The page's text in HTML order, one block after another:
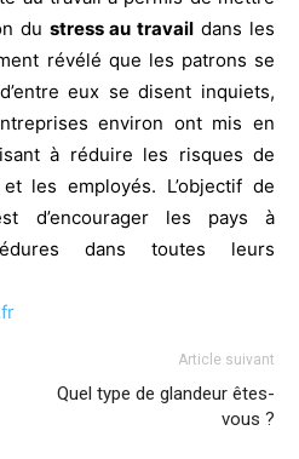
du stress au travail dans les
révélé que les patrons se
eux se disent inquiets,
environ ont mis en
à réduire les risques de
les employés. L’objectif de
d’encourager les pays à
dans toutes leurs
Article suivant
Quel type de glandeur êtes-
vous ?